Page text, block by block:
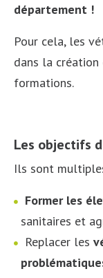
département !
Pour cela, les
dans la
formations.
Les objectifs
Ils sont
Former les
sanitaires et
Replacer les